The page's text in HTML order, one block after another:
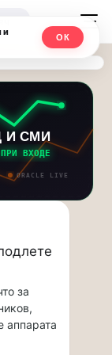
И СМИ
ВХОДЕ
ORACLE LIVE
за
аппарата
и
ОК